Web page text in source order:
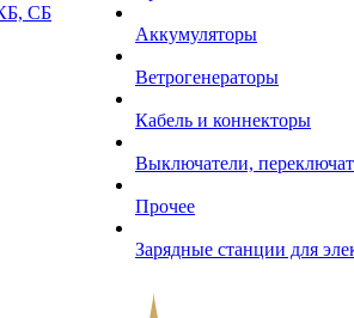
СБ
Аккумуляторы
Ветрогенераторы
Кабель и коннекторы
Выключатели,
Прочее
Зарядные станции для